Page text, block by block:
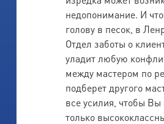
недопонимание. И
голову в песок, в
Отдел заботы о
уладит любую
между мастером по
подберет другого
все усилия, чтобы Вы
только